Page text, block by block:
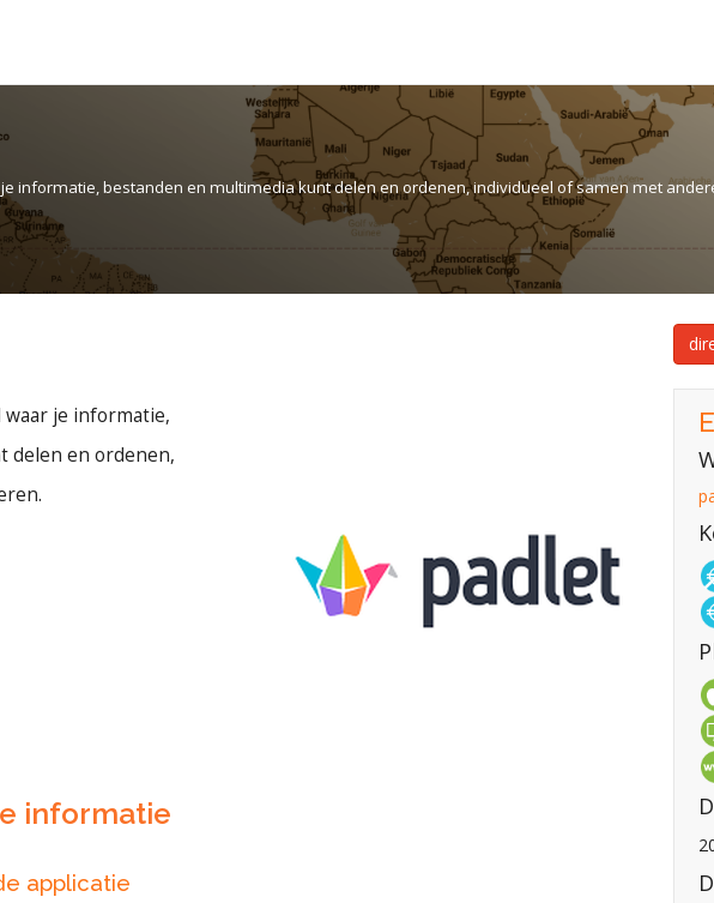
informatie, bestanden en multimedia kunt delen en ordenen, individueel of samen met
je informatie,
delen en ordenen,
informatie
applicatie